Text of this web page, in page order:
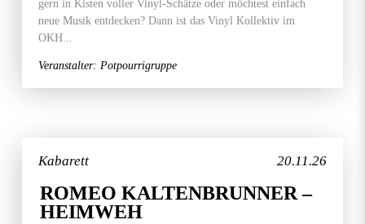
gern in Kisten voller Vinyl-Schätze oder möchtest einfach
neue Musik entdecken? Dann ist das Vinyl Kollektiv im
OKH...
Veranstalter: Potpourrigruppe
20.11.26
Kabarett
ROMEO KALTENBRUNNER –
HEIMWEH